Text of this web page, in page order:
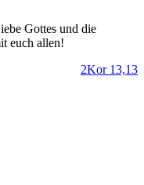
Gottes und die
euch allen!
2Kor 13,13